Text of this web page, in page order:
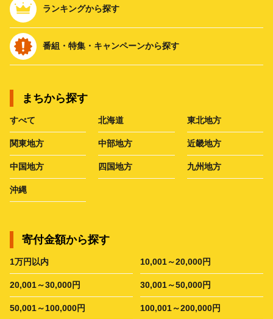
ランキングから探す
番組・特集・キャンペーンから探す
まちから探す
すべて 北海道 東北地方
関東地方 中部地方 近畿地方
中国地方 四国地方 九州地方
沖縄
寄付金額から探す
1万円以内 10,001～20,000円
20,001～30,000円 30,001～50,000円
50,001～100,000円 100,001～200,000円